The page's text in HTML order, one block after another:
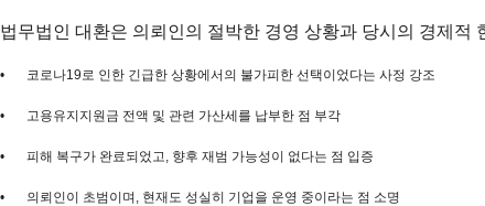
법무법인 대환은 의뢰인의 절박한 경영 상황과 당시의 경제적
• 코로나19로 인한 긴급한 상황에서의 불가피한 선택이었다는 사정 강조
• 고용유지지원금 전액 및 관련 가산세를 납부한 점 부각
• 피해 복구가 완료되었고, 향후 재범 가능성이 없다는 점 입증
• 의뢰인이 초범이며, 현재도 성실히 기업을 운영 중이라는 점 소명